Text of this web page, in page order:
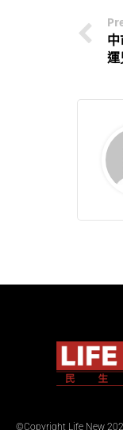
運
©Copyright Life New